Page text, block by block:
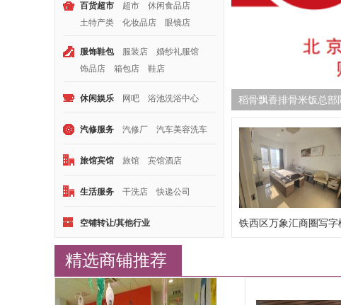
百货超市 超市
休闲食品店
土特产类
化妆品店 眼镜店
服饰鞋包 服装店
婚纱礼服馆
饰品店
箱包店 鞋店
休闲娱乐 网吧
浴池洗浴中心
汽修服务
汽修厂
汽车美容洗车
旅馆宾馆
旅馆
宾馆酒店
生活服务
干洗店
快递公司
空铺转让/其他行业
稻骨飘香排骨米饭总
铁西区万象汇商圈写字
面积：60平米
电话：13940035166
精选商铺推荐